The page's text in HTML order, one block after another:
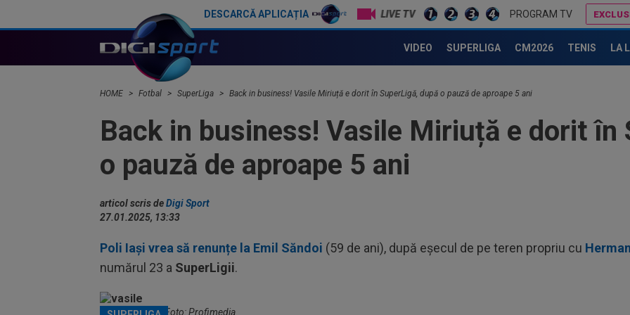
DESCARCĂ APLICAȚIA LIVE TV PROGRAM TV
VIDEO SUPERLIGA CM2026 TENIS LA
HOME Fotbal SuperLiga Back in business! Vasile Miriuță e dorit în SuperLigă, după o pauză de aproape 5 ani
Back in business! Vasile Miriuță e dorit în
o pauză de aproape 5 ani
articol scris deDigi Sport
27.01.2025, 13:33
Poli Iași vrea să renunțe la Emil Săndoi (59 de ani), după eșecul de pe teren propriu cu
numărul 23 a SuperLigii.
Vasile Miriuță / Foto: Profimedia
de